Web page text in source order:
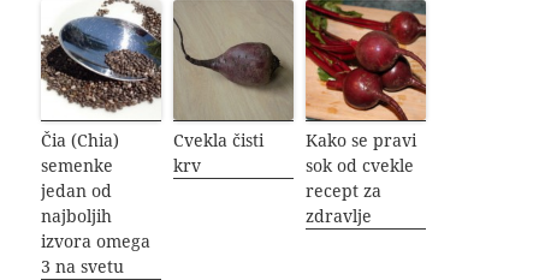
Čia (Chia)
semenke
jedan od
najboljih
izvora omega
3 na svetu
Cvekla čisti
krv
Kako se pravi
sok od cvekle
recept za
zdravlje